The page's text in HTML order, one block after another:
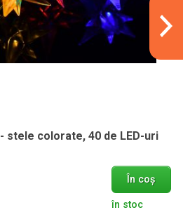
stele colorate, 40 de LED-uri
În coș
în stoc